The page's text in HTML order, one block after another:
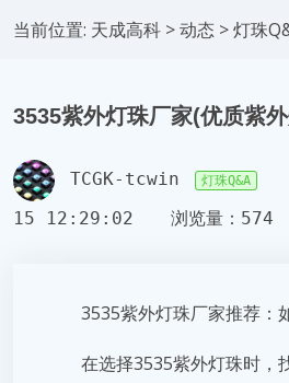
当前位置: 天成高科 >动态 >灯珠
3535紫外灯珠厂家(优质紫
TCGK-tcwin 灯珠Q&A
15 12:29:02
浏览量：574
3535紫外灯珠厂家推荐：
在选择3535紫外灯珠时，